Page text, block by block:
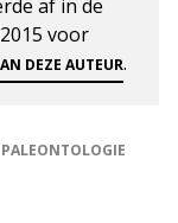
af in de
voor
DEZE AUTEUR.
PALEONTOLOGIE